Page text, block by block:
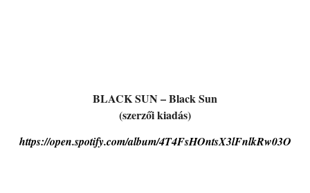
BLACK SUN – Black Sun
(szerzői kiadás)
https://open.spotify.com/album/4T4FsHOntsX3lFnlkRw03O